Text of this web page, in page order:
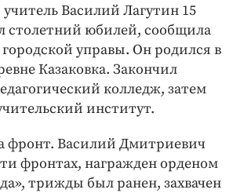
чтиво
года
Василий Лагутин 15
столетний юбилей, сообщила
управы. Он родился в
Казаковка. Закончил
колледж, затем
институт.
фронт. Василий Дмитриевич
фронтах, награжден орденом
трижды был ранен, захвачен